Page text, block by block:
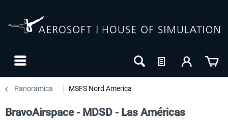
Panoramica MSFS Nord America
BravoAirspace - MDSD - Las Américas